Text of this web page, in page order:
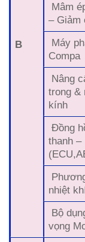
B
Mâm
– Giảm
Máy
Compa
Nâng
trong &
kính
Đồng
thanh –
nhiệt
Bộ
vọng